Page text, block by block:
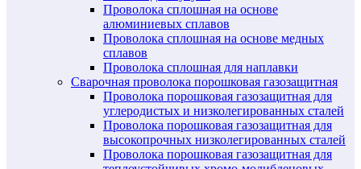
Проволока сплошная на основе
алюминиевых сплавов
Проволока сплошная на основе медных
сплавов
Проволока сплошная для наплавки
Сварочная проволока порошковая газозащитная
Проволока порошковая газозащитная для
углеродистых и низколегированных сталей
Проволока порошковая газозащитная для
высокопрочных низколегированных сталей
Проволока порошковая газозащитная для